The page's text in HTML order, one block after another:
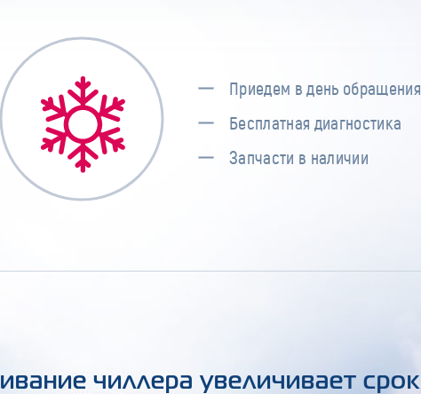
Приедем в день обращения
Бесплатная диагностика
Запчасти в наличии
чиллера увеличивает срок